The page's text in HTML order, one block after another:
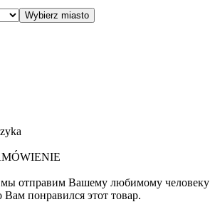
мы отправим Вашему любимому человеку
Вам понравился этот товар.